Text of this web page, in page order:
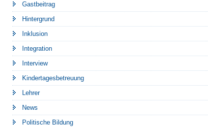
Gastbeitrag
Hintergrund
Inklusion
Integration
Interview
Kindertagesbetreuung
Lehrer
News
Politische Bildung